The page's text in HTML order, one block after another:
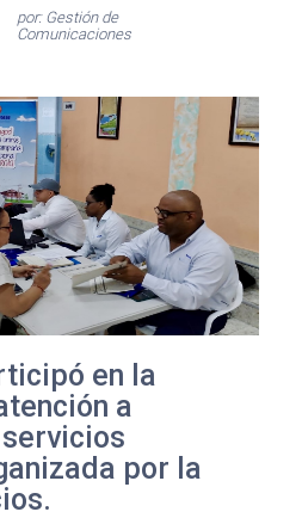
por: Gestión de
Comunicaciones
en la
a
por la